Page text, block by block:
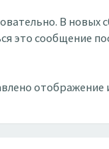
В новых
это сообщение
отображение